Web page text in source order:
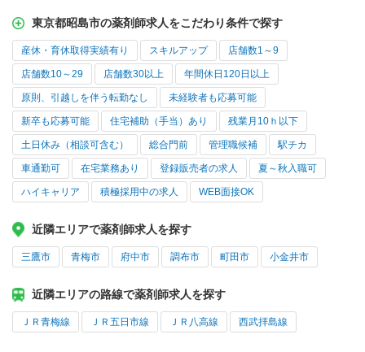
東京都昭島市の薬剤師求人をこだわり条件で探す
産休・育休取得実績有り スキルアップ 店舗数1～9
店舗数10～29 店舗数30以上 年間休日120日以上
原則、引越しを伴う転勤なし 未経験者も応募可能
新卒も応募可能 住宅補助（手当）あり 残業月10ｈ以下
土日休み（相談可含む） 総合門前 管理職候補 駅チカ
車通勤可 在宅業務あり 登録販売者の求人 夏～秋入職可
ハイキャリア 積極採用中の求人 WEB面接OK
近隣エリアで薬剤師求人を探す
三鷹市 青梅市 府中市 調布市 町田市 小金井市
近隣エリアの路線で薬剤師求人を探す
ＪＲ青梅線 ＪＲ五日市線 ＪＲ八高線 西武拝島線